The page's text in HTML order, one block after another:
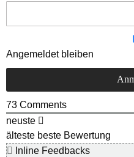
Angemeldet bleiben
73 Comments
neuste
älteste beste Bewertung
Inline Feedbacks